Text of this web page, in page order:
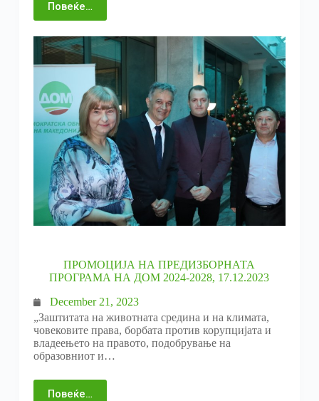
Повеќе…
ПРОМОЦИЈА НА ПРЕДИЗБОРНАТА
ПРОГРАМА НА ДОМ 2024-2028, 17.12.2023
December 21, 2023
„Заштитата на животната средина и на климата,
човековите права, борбата против корупцијата и
владеењето на правото, подобрување на
образовниот и…
Повеќе…